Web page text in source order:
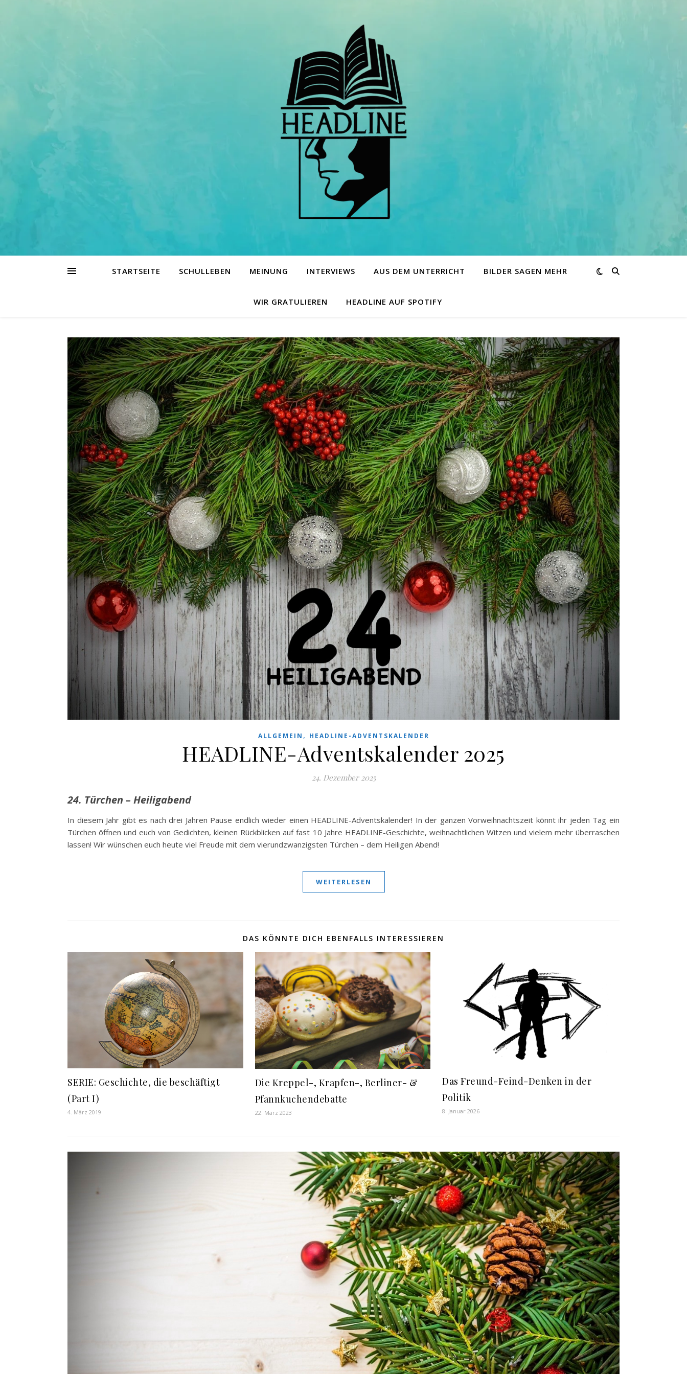
STARTSEITE SCHULLEBEN MEINUNG INTERVIEWS AUS DEM UNTERRICHT BILDER SAGEN MEHR
WIR GRATULIEREN HEADLINE AUF SPOTIFY
ALLGEMEIN , HEADLINE-ADVENTSKALENDER
HEADLINE-Adventskalender 2025
24. Dezember 2025
24. Türchen – Heiligabend
In diesem Jahr gibt es nach drei Jahren Pause endlich wieder einen HEADLINE-Adventskalender! In der ganzen Vorweihnachtszeit könnt ihr jeden Tag ein
Türchen öffnen und euch von Gedichten, kleinen Rückblicken auf fast 10 Jahre HEADLINE-Geschichte, weihnachtlichen Witzen und vielem mehr überraschen
lassen! Wir wünschen euch heute viel Freude mit dem vierundzwanzigsten Türchen – dem Heiligen Abend!
WEITERLESEN
DAS KÖNNTE DICH EBENFALLS INTERESSIEREN
SERIE: Geschichte, die beschäftigt
(Part I)
4. März 2019
Die Kreppel-, Krapfen-, Berliner- &
Pfannkuchendebatte
22. März 2023
Das Freund-Feind-Denken in der
Politik
8. Januar 2026